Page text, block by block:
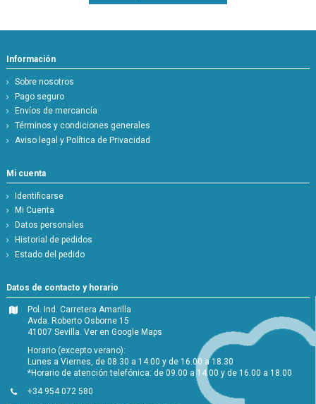
Información
Sobre nosotros
Pago seguro
Envíos de mercancía
Términos y condiciones generales
Aviso legal y Política de Privacidad
Mi cuenta
Identificarse
Mi Cuenta
Datos personales
Historial de pedidos
Estado del pedido
Datos de contacto y horario
Pol. Ind. Carretera Amarilla
Avda. Roberto Osborne 15
41007 Sevilla.Ver en Google Maps
Horario (excepto verano):
Lunes a Viernes, de 08.30 a 14.00 y de 16.00 a 18.30
*Horario de atención telefónica: de 09.00 a 14.00 y de 16.00 a 18.00
+34 954 072 580